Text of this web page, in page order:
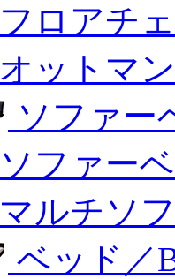
フロアチ
オットマン
ソファー
ソファー
マルチソ
ベッド／